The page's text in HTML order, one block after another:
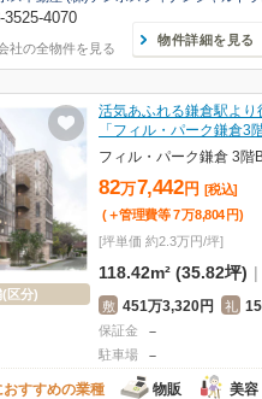
3525-4070
社の全物件を見る
物件詳細を見る
区分)
活気あふれる鎌倉駅より
「フィル・パーク鎌倉3
フィル・パーク鎌倉 3階
82万7,442 円
[税込]
(＋管理費等 7万8,804 円)
[坪単価 約2.3万円/坪]
118.42m² (35.82坪) |
敷 451万3,320円 礼
保証金 －
駐車場
－
すすめの業種
物販 美容